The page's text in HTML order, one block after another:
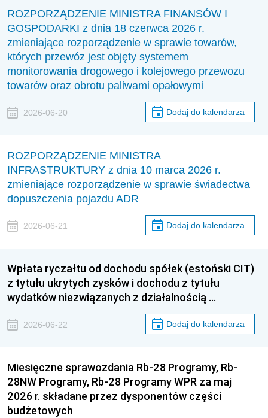
ROZPORZĄDZENIE MINISTRA FINANSÓW I
GOSPODARKI z dnia 18 czerwca 2026 r.
zmieniające rozporządzenie w sprawie towarów,
których przewóz jest objęty systemem
monitorowania drogowego i kolejowego przewozu
towarów oraz obrotu paliwami opałowymi
2026-06-20 Dodaj do kalendarza
ROZPORZĄDZENIE MINISTRA
INFRASTRUKTURY z dnia 10 marca 2026 r.
zmieniające rozporządzenie w sprawie świadectwa
dopuszczenia pojazdu ADR
2026-06-21 Dodaj do kalendarza
Wpłata ryczałtu od dochodu spółek (estoński CIT)
z tytułu ukrytych zysków i dochodu z tytułu
wydatków niezwiązanych z działalnością …
2026-06-22 Dodaj do kalendarza
Miesięczne sprawozdania Rb-28 Programy, Rb-
28NW Programy, Rb-28 Programy WPR za maj
2026 r. składane przez dysponentów części
budżetowych